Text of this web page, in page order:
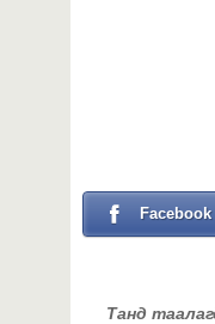
Facebook
Танд